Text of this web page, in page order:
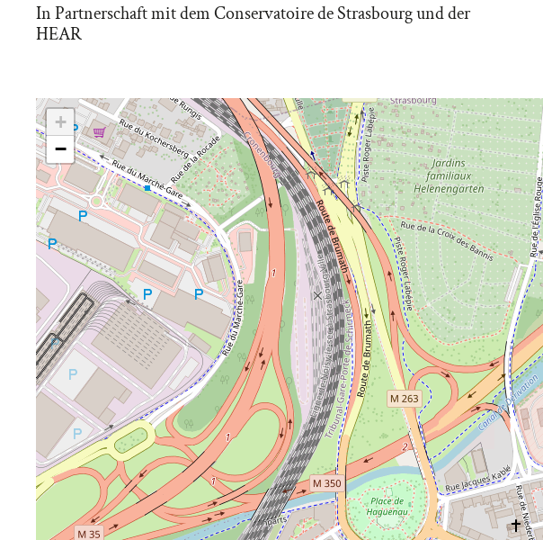
In Partnerschaft mit dem Conservatoire de Strasbourg und der
HEAR
+
−